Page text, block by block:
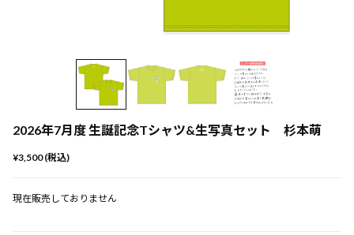
2026年7月度 生誕記念Tシャツ&生写真セット 杉本萌
¥3,500 (税込)
現在販売しておりません